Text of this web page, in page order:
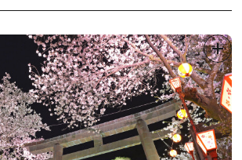
開始時間の5分前までに会場にお越しくださ
毎日開催します。
いただけます。歴史解説など、なるほど！と